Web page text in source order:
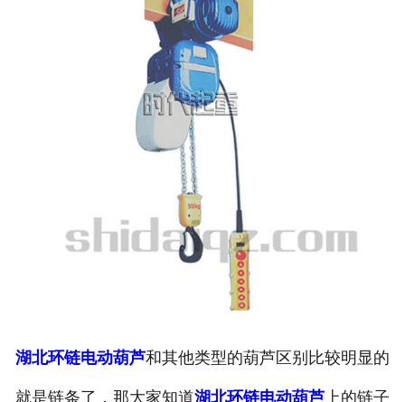
湖北环链电动葫芦和其他类型的葫芦区别比较明显的
就是链条了，那大家知道湖北环链电动葫芦上的链子